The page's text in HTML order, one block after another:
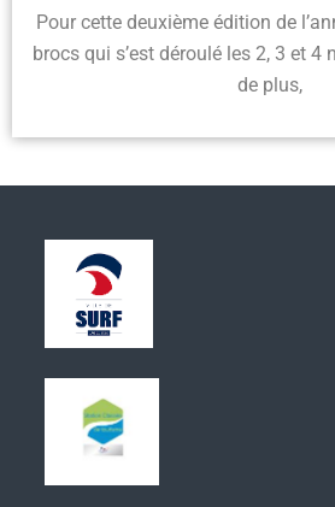
Pour cette deuxième édition de
brocs qui s’est déroulé les 2, 3 et 4
de plus,